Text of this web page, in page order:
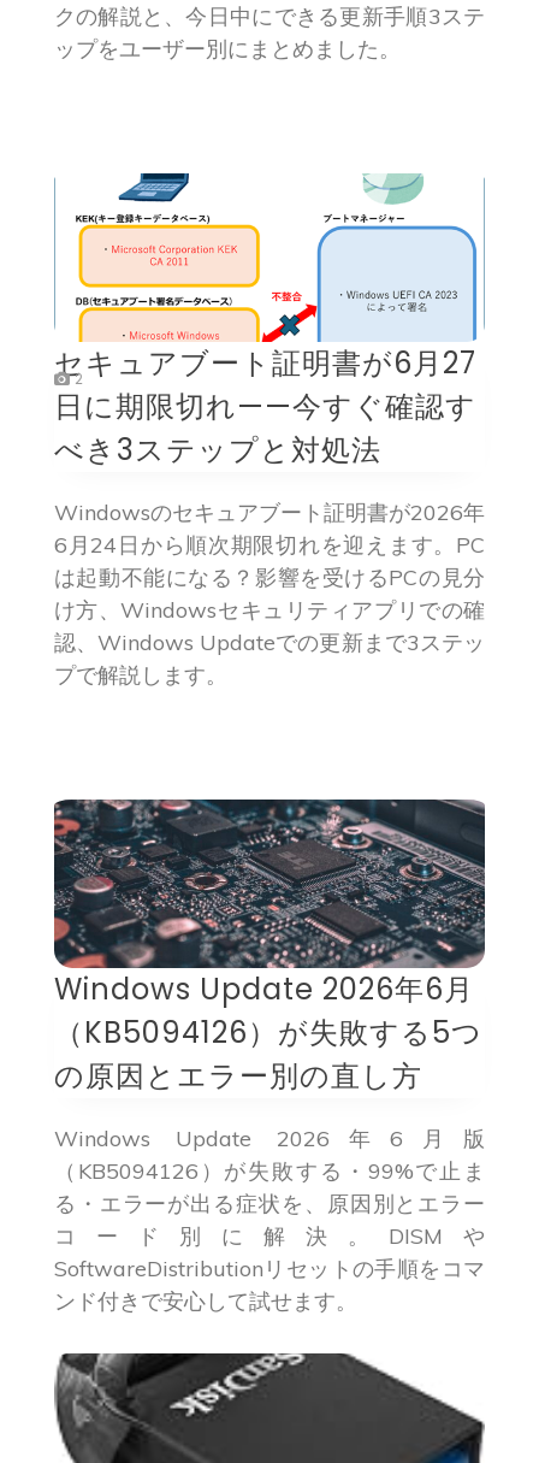
クの解説と、今日中にできる更新手順3ステ
ップをユーザー別にまとめました。
2
セキュアブート証明書が6月27
日に期限切れ——今すぐ確認す
べき3ステップと対処法
Windowsのセキュアブート証明書が2026年
6月24日から順次期限切れを迎えます。PC
は起動不能になる？影響を受けるPCの見分
け方、Windowsセキュリティアプリでの確
認、Windows Updateでの更新まで3ステッ
プで解説します。
Windows Update 2026年6月
（KB5094126）が失敗する5つ
の原因とエラー別の直し方
Windows Update 2026年6月版
（KB5094126）が失敗する・99%で止ま
る・エラーが出る症状を、原因別とエラー
コード別に解決。DISMや
SoftwareDistributionリセットの手順をコマ
ンド付きで安心して試せます。